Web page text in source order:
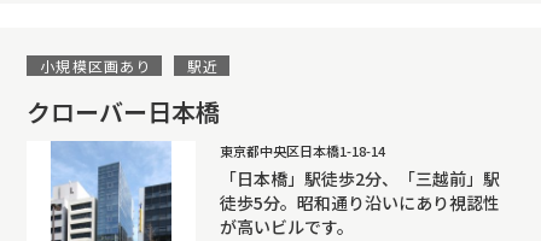
小規模区画あり 駅近
クローバー日本橋
東京都中央区日本橋1-18-14
「日本橋」駅徒歩2分、「三越前」駅
徒歩5分。昭和通り沿いにあり視認性
が高いビルです。